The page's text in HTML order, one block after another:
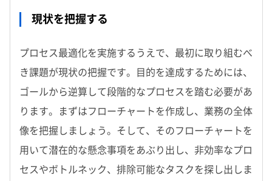
現状を把握する
プロセス最適化を実施するうえで、最初に取り組むべ
き課題が現状の把握です。目的を達成するためには、
ゴールから逆算して段階的なプロセスを踏む必要があ
ります。まずはフローチャートを作成し、業務の全体
像を把握しましょう。そして、そのフローチャートを
用いて潜在的な懸念事項をあぶり出し、非効率なプロ
セスやボトルネック、排除可能なタスクを探し出しま